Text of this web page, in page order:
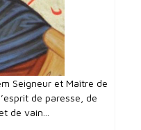
Seigneur et Maître de
de paresse, de
de vain...